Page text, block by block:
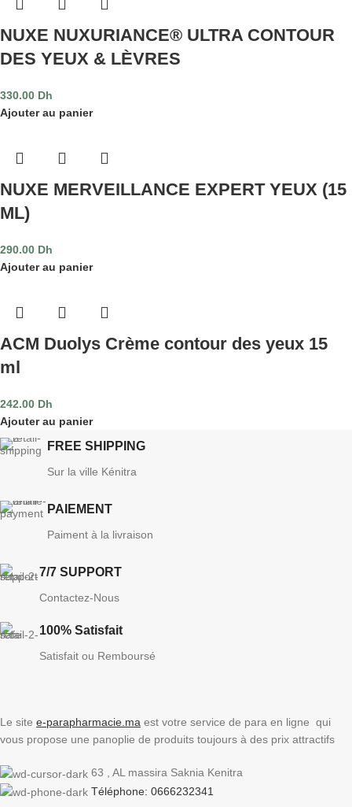
NUXE NUXURIANCE® ULTRA CONTOUR
DES YEUX & LÈVRES
330.00 Dh
Ajouter au panier
NUXE MERVEILLANCE EXPERT YEUX (15
ML)
290.00 Dh
Ajouter au panier
ACM Duolys Crème contour des yeux 15
ml
242.00 Dh
Ajouter au panier
FREE SHIPPING
Sur la ville Kénitra
PAIEMENT
Paiment à la livraison
7/7 SUPPORT
Contactez-Nous
100% Satisfait
Satisfait ou Remboursé
Le site e-parapharmacie.ma est votre service de para en ligne qui
vous propose une panoplie de produits toujours à des prix attractifs
63 , AL massira Saknia Kenitra
Téléphone: 0666232341